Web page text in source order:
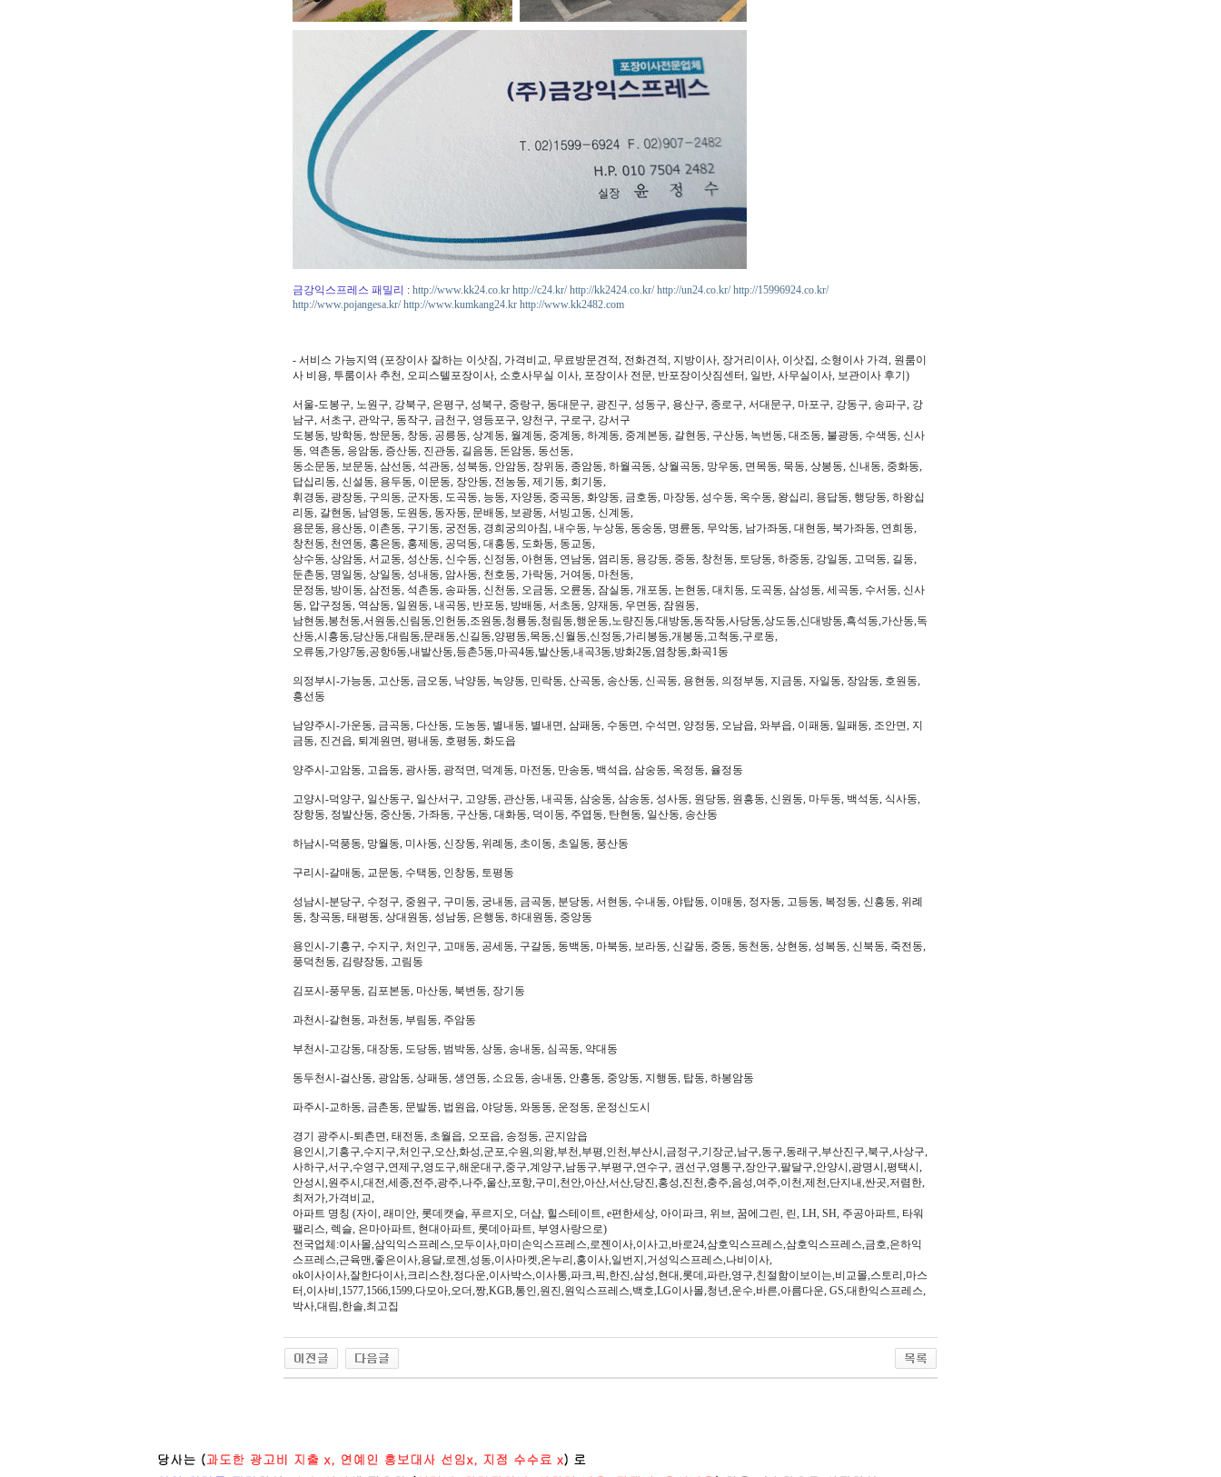
금강익스프레스 패밀리 : http://www.kk24.co.kr http://c24.kr/ http://kk2424.co.kr/ http://un24.co.kr/ http://15996924.co.kr/
http://www.pojangesa.kr/ http://www.kumkang24.kr http://www.kk2482.com
- 서비스 가능지역 (포장이사 잘하는 이삿짐, 가격비교, 무료방문견적, 전화견적, 지방이사, 장거리이사, 이삿집, 소형이사 가격, 원룸이
사 비용, 투룸이사 추천, 오피스텔포장이사, 소호사무실 이사, 포장이사 전문, 반포장이삿짐센터, 일반, 사무실이사, 보관이사 후기)
서울-도봉구, 노원구, 강북구, 은평구, 성북구, 중랑구, 동대문구, 광진구, 성동구, 용산구, 종로구, 서대문구, 마포구, 강동구, 송파구, 강
남구, 서초구, 관악구, 동작구, 금천구, 영등포구, 양천구, 구로구, 강서구
도봉동, 방학동, 쌍문동, 창동, 공릉동, 상계동, 월계동, 중계동, 하계동, 중계본동, 갈현동, 구산동, 녹번동, 대조동, 불광동, 수색동, 신사
동, 역촌동, 응암동, 증산동, 진관동, 길음동, 돈암동, 동선동,
동소문동, 보문동, 삼선동, 석관동, 성북동, 안암동, 장위동, 종암동, 하월곡동, 상월곡동, 망우동, 면목동, 묵동, 상봉동, 신내동, 중화동,
답십리동, 신설동, 용두동, 이문동, 장안동, 전농동, 제기동, 회기동,
휘경동, 광장동, 구의동, 군자동, 도곡동, 능동, 자양동, 중곡동, 화양동, 금호동, 마장동, 성수동, 옥수동, 왕십리, 용답동, 행당동, 하왕십
리동, 갈현동, 남영동, 도원동, 동자동, 문배동, 보광동, 서빙고동, 신계동,
용문동, 용산동, 이촌동, 구기동, 궁전동, 경희궁의아침, 내수동, 누상동, 동숭동, 명륜동, 무악동, 남가좌동, 대현동, 북가좌동, 연희동,
창천동, 천연동, 홍은동, 홍제동, 공덕동, 대흥동, 도화동, 동교동,
상수동, 상암동, 서교동, 성산동, 신수동, 신정동, 아현동, 연남동, 염리동, 용강동, 중동, 창천동, 토당동, 하중동, 강일동, 고덕동, 길동,
둔촌동, 명일동, 상일동, 성내동, 암사동, 천호동, 가락동, 거여동, 마천동,
문정동, 방이동, 삼전동, 석촌동, 송파동, 신천동, 오금동, 오륜동, 잠실동, 개포동, 논현동, 대치동, 도곡동, 삼성동, 세곡동, 수서동, 신사
동, 압구정동, 역삼동, 일원동, 내곡동, 반포동, 방배동, 서초동, 양재동, 우면동, 잠원동,
남현동,봉천동,서원동,신림동,인헌동,조원동,청룡동,청림동,행운동,노량진동,대방동,동작동,사당동,상도동,신대방동,흑석동,가산동,독
산동,시흥동,당산동,대림동,문래동,신길동,양평동,목동,신월동,신정동,가리봉동,개봉동,고척동,구로동,
오류동,가양7동,공항6동,내발산동,등촌5동,마곡4동,발산동,내곡3동,방화2동,염창동,화곡1동
의정부시-가능동, 고산동, 금오동, 낙양동, 녹양동, 민락동, 산곡동, 송산동, 신곡동, 용현동, 의정부동, 지금동, 자일동, 장암동, 호원동,
흥선동
남양주시-가운동, 금곡동, 다산동, 도농동, 별내동, 별내면, 삼패동, 수동면, 수석면, 양정동, 오남읍, 와부읍, 이패동, 일패동, 조안면, 지
금동, 진건읍, 퇴계원면, 평내동, 호평동, 화도읍
양주시-고암동, 고읍동, 광사동, 광적면, 덕계동, 마전동, 만송동, 백석읍, 삼숭동, 옥정동, 율정동
고양시-덕양구, 일산동구, 일산서구, 고양동, 관산동, 내곡동, 삼숭동, 삼송동, 성사동, 원당동, 원흥동, 신원동, 마두동, 백석동, 식사동,
장항동, 정발산동, 중산동, 가좌동, 구산동, 대화동, 덕이동, 주엽동, 탄현동, 일산동, 송산동
하남시-덕풍동, 망월동, 미사동, 신장동, 위례동, 초이동, 초일동, 풍산동
구리시-갈매동, 교문동, 수택동, 인창동, 토평동
성남시-분당구, 수정구, 중원구, 구미동, 궁내동, 금곡동, 분당동, 서현동, 수내동, 야탑동, 이매동, 정자동, 고등동, 복정동, 신흥동, 위례
동, 창곡동, 태평동, 상대원동, 성남동, 은행동, 하대원동, 중앙동
용인시-기흥구, 수지구, 처인구, 고매동, 공세동, 구갈동, 동백동, 마북동, 보라동, 신갈동, 중동, 동천동, 상현동, 성복동, 신북동, 죽전동,
풍덕천동, 김량장동, 고림동
김포시-풍무동, 김포본동, 마산동, 북변동, 장기동
과천시-갈현동, 과천동, 부림동, 주암동
부천시-고강동, 대장동, 도당동, 범박동, 상동, 송내동, 심곡동, 약대동
동두천시-걸산동, 광암동, 상패동, 생연동, 소요동, 송내동, 안흥동, 중앙동, 지행동, 탑동, 하봉암동
파주시-교하동, 금촌동, 문발동, 법원읍, 야당동, 와동동, 운정동, 운정신도시
경기 광주시-퇴촌면, 태전동, 초월읍, 오포읍, 송정동, 곤지암읍
용인시,기흥구,수지구,처인구,오산,화성,군포,수원,의왕,부천,부평,인천,부산시,금정구,기장군,남구,동구,동래구,부산진구,북구,사상구,
사하구,서구,수영구,연제구,영도구,해운대구,중구,계양구,남동구,부평구,연수구, 권선구,영통구,장안구,팔달구,안양시,광명시,평택시,
안성시,원주시,대전,세종,전주,광주,나주,울산,포항,구미,천안,아산,서산,당진,홍성,진천,충주,음성,여주,이천,제천,단지내,싼곳,저렴한,
최저가,가격비교,
아파트 명칭 (자이, 래미안, 롯데캣슬, 푸르지오, 더샵, 힐스테이트, e편한세상, 아이파크, 위브, 꿈에그린, 린, LH, SH, 주공아파트, 타워
팰리스, 렉슬, 은마아파트, 현대아파트, 롯데아파트, 부영사랑으로)
전국업체:이사몰,삼익익스프레스,모두이사,마미손익스프레스,로젠이사,이사고,바로24,삼호익스프레스,삼호익스프레스,금호,은하익
스프레스,근육맨,좋은이사,용달,로젠,성동,이사마켓,온누리,홍이사,일번지,거성익스프레스,나비이사,
ok이사이사,잘한다이사,크리스챤,정다운,이사박스,이사통,파크,픽,한진,삼성,현대,롯데,파란,영구,친절함이보이는,비교몰,스토리,마스
터,이사비,1577,1566,1599,다모아,오더,짱,KGB,통인,원진,원익스프레스,백호,LG이사몰,청년,운수,바른,아름다운, GS,대한익스프레스,
박사,대림,한솔,최고집